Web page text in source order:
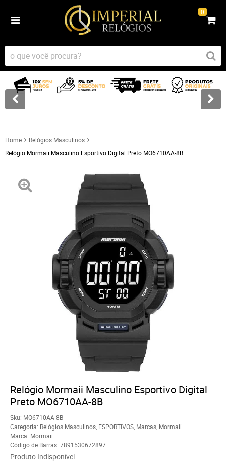
0
Home
Relógios Masculinos
Relógio Mormaii Masculino Esportivo Digital Preto MO6710AA-8B
Relógio Mormaii Masculino Esportivo Digital
Preto MO6710AA-8B
Sku: MO6710AA-8B
Categoria: Relógios Masculinos ESPORTIVOS Marcas Mormaii
Marca: Mormaii
Código de Barras: 7891530672897
Produto Indisponível